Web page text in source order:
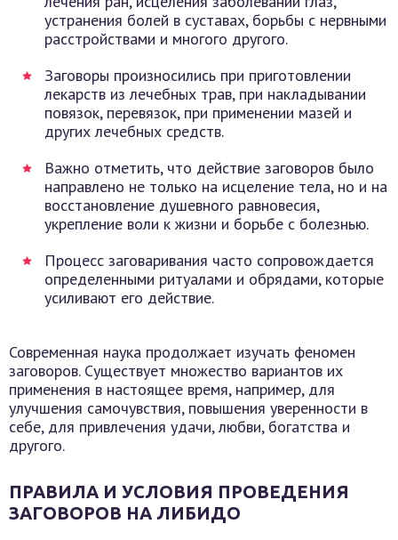
устранения болей в суставах, борьбы с нервными
расстройствами и многого другого.
Заговоры произносились при приготовлении
лекарств из лечебных трав, при накладывании
повязок, перевязок, при применении мазей и
других лечебных средств.
Важно отметить, что действие заговоров было
направлено не только на исцеление тела, но и на
восстановление душевного равновесия,
укрепление воли к жизни и борьбе с болезнью.
Процесс заговаривания часто сопровождается
определенными ритуалами и обрядами, которые
усиливают его действие.
Современная наука продолжает изучать феномен
заговоров. Существует множество вариантов их
применения в настоящее время, например, для
улучшения самочувствия, повышения уверенности в
себе, для привлечения удачи, любви, богатства и
другого.
ПРАВИЛА И УСЛОВИЯ ПРОВЕДЕНИЯ
ЗАГОВОРОВ НА ЛИБИДО